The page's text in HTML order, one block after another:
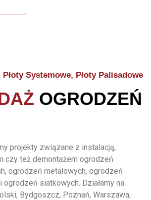
Płoty Systemowe, Płoty Palisadowe
OGRODZEŃ
projekty związane z instalacją,
czy też demontażem ogrodzeń
ogrodzeń metalowych, ogrodzeń
ogrodzeń siatkowych. Działamy na
Bydgoszcz, Poznań, Warszawa,